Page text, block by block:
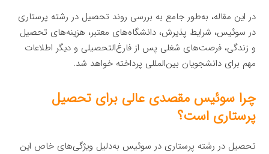
در این مقاله، به‌طور جامع به بررسی روند تحصیل در رشته پرستاری
در سوئیس، شرایط پذیرش، دانشگاه‌های معتبر، هزینه‌های تحصیل
و زندگی، فرصت‌های شغلی پس از فارغ‌التحصیلی و دیگر اطلاعات
مهم برای دانشجویان بین‌المللی پرداخته خواهد شد.
چرا سوئیس مقصدی عالی برای تحصیل
پرستاری است؟
تحصیل در رشته پرستاری در سوئیس به‌دلیل ویژگی‌های خاص این